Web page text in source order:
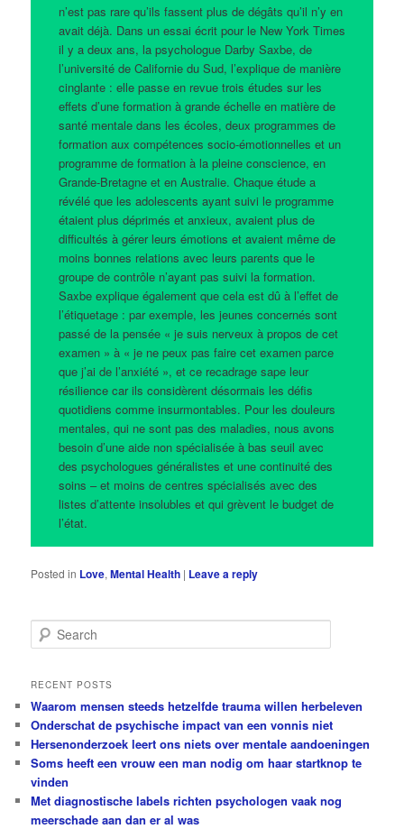
n’est pas rare qu’ils fassent plus de dégâts qu’il n’y en
avait déjà. Dans un essai écrit pour le New York Times
il y a deux ans, la psychologue Darby Saxbe, de
l’université de Californie du Sud, l’explique de manière
cinglante : elle passe en revue trois études sur les
effets d’une formation à grande échelle en matière de
santé mentale dans les écoles, deux programmes de
formation aux compétences socio-émotionnelles et un
programme de formation à la pleine conscience, en
Grande-Bretagne et en Australie. Chaque étude a
révélé que les adolescents ayant suivi le programme
étaient plus déprimés et anxieux, avaient plus de
difficultés à gérer leurs émotions et avaient même de
moins bonnes relations avec leurs parents que le
groupe de contrôle n’ayant pas suivi la formation.
Saxbe explique également que cela est dû à l’effet de
l’étiquetage : par exemple, les jeunes concernés sont
passé de la pensée « je suis nerveux à propos de cet
examen » à « je ne peux pas faire cet examen parce
que j’ai de l’anxiété », et ce recadrage sape leur
résilience car ils considèrent désormais les défis
quotidiens comme insurmontables. Pour les douleurs
mentales, qui ne sont pas des maladies, nous avons
besoin d’une aide non spécialisée à bas seuil avec
des psychologues généralistes et une continuité des
soins – et moins de centres spécialisés avec des
listes d’attente insolubles et qui grèvent le budget de
l’état.
Posted in Love,Mental Health | Leave a reply
e
r
h
RECENT POSTS
Waarom mensen steeds hetzelfde trauma willen herbeleven
Onderschat de psychische impact van een vonnis niet
Hersenonderzoek leert ons niets over mentale aandoeningen
Soms heeft een vrouw een man nodig om haar startknop te
vinden
Met diagnostische labels richten psychologen vaak nog
meerschade aan dan er al was